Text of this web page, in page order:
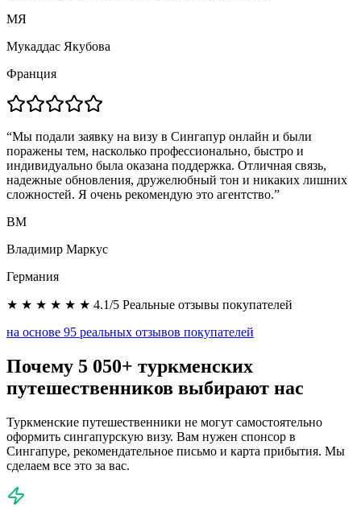
МЯ
Мукаддас Якубова
Франция
“Мы подали заявку на визу в Сингапур онлайн и были
поражены тем, насколько профессионально, быстро и
индивидуально была оказана поддержка. Отличная связь,
надежные обновления, дружелюбный тон и никаких лишних
сложностей. Я очень рекомендую это агентство.”
ВМ
Владимир Маркус
Германия
★ ★ ★ ★ ★ ★ 4.1/5 Реальные отзывы покупателей
на основе 95 реальных отзывов покупателей
Почему 5 050+ туркменских
путешественников выбирают нас
Туркменские путешественники не могут самостоятельно
оформить сингапурскую визу. Вам нужен спонсор в
Сингапуре, рекомендательное письмо и карта прибытия. Мы
сделаем все это за вас.